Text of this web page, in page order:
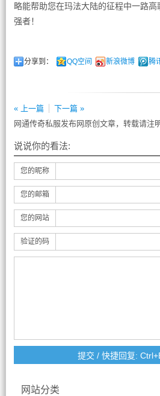
略能帮助您在玛法大陆的征程中一路
强者！
分享到： QQ空间 新浪微博 腾
« 上一篇
下一篇 »
网通传奇私服发布网原创文章，转载请注
说说你的看法:
您的昵称
您的邮箱
您的网站
验证的码
网站分类